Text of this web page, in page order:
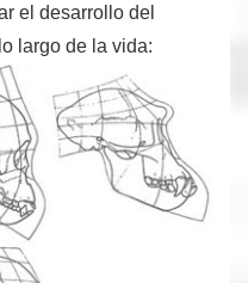
el desarrollo del
largo de la vida: